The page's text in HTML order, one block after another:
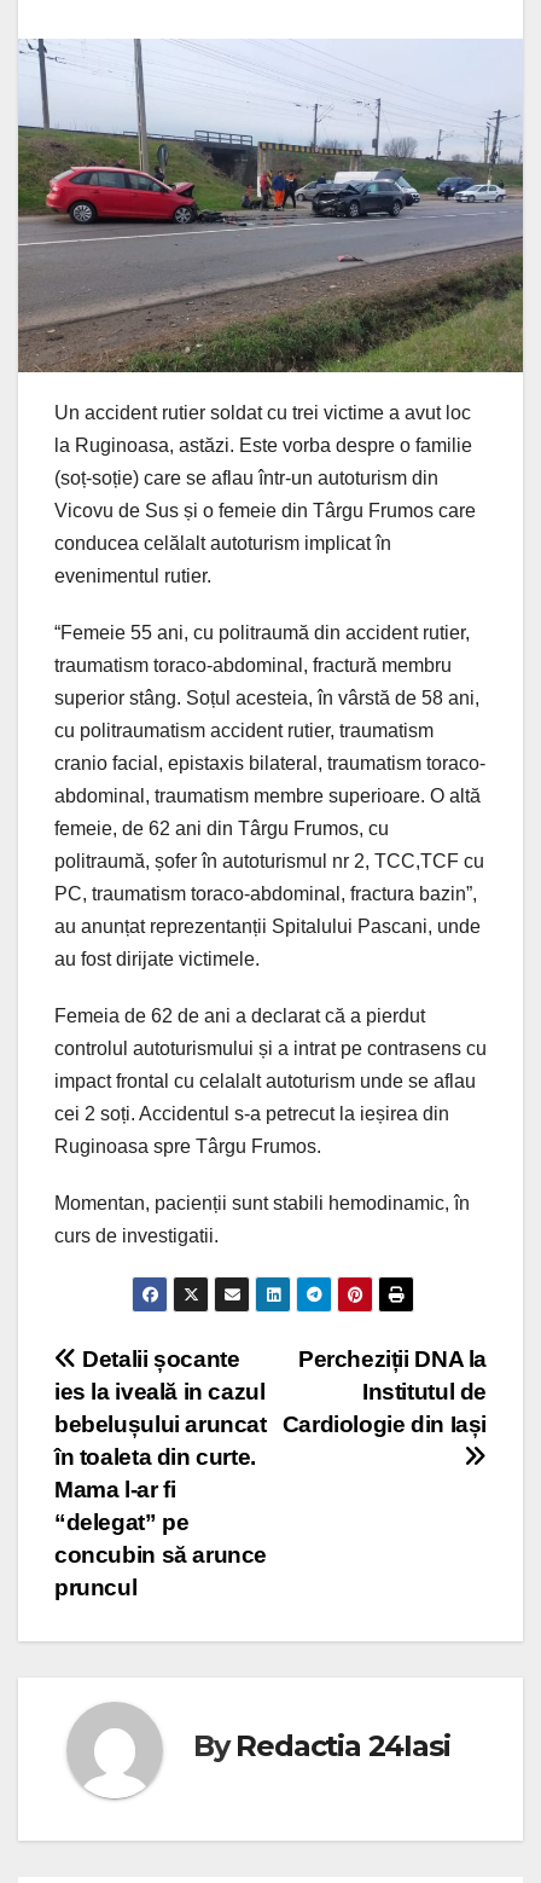
Un accident rutier soldat cu trei victime a avut loc
la Ruginoasa, astăzi. Este vorba despre o familie
(soț-soție) care se aflau într-un autoturism din
Vicovu de Sus și o femeie din Târgu Frumos care
conducea celălalt autoturism implicat în
evenimentul rutier.
“Femeie 55 ani, cu politraumă din accident rutier,
traumatism toraco-abdominal, fractură membru
superior stâng. Soțul acesteia, în vârstă de 58 ani,
cu politraumatism accident rutier, traumatism
cranio facial, epistaxis bilateral, traumatism toraco-
abdominal, traumatism membre superioare. O altă
femeie, de 62 ani din Târgu Frumos, cu
politraumă, șofer în autoturismul nr 2, TCC,TCF cu
PC, traumatism toraco-abdominal, fractura bazin”,
au anunțat reprezentanții Spitalului Pascani, unde
au fost dirijate victimele.
Femeia de 62 de ani a declarat că a pierdut
controlul autoturismului și a intrat pe contrasens cu
impact frontal cu celalalt autoturism unde se aflau
cei 2 soți. Accidentul s-a petrecut la ieșirea din
Ruginoasa spre Târgu Frumos.
Momentan, pacienții sunt stabili hemodinamic, în
curs de investigatii.
Post
navigation
Percheziții DNA la
Institutul de
Cardiologie din Iași
Detalii șocante
ies la iveală in cazul
bebelușului aruncat
în toaleta din curte.
Mama l-ar fi
“delegat” pe
concubin să arunce
pruncul
ByRedactia 24Iasi